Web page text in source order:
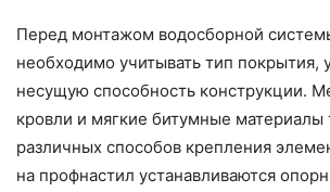
Перед монтажом водосборной
необходимо учитывать тип покрытия,
несущую способность конструкции.
кровли и мягкие битумные материалы
различных способов крепления
на профнастил устанавливаются